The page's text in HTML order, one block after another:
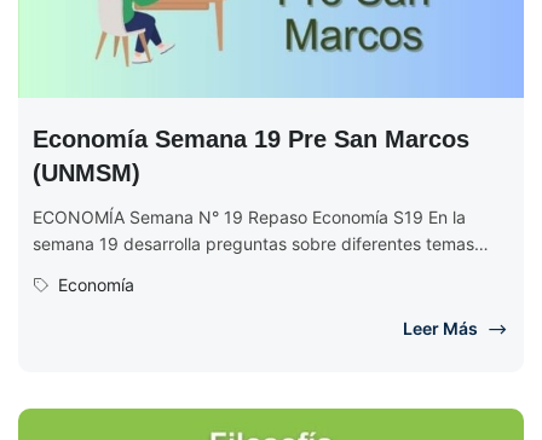
Economía Semana 19 Pre San Marcos
(UNMSM)
ECONOMÍA Semana N° 19 Repaso Economía S19 En la
semana 19 desarrolla preguntas sobre diferentes temas
Economía
Leer Más